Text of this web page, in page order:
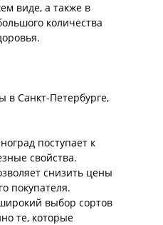
виде, а также в
количества
Санкт-Петербурге,
поступает к
свойства.
снизить цены
покупателя.
выбор сортов
те, которые